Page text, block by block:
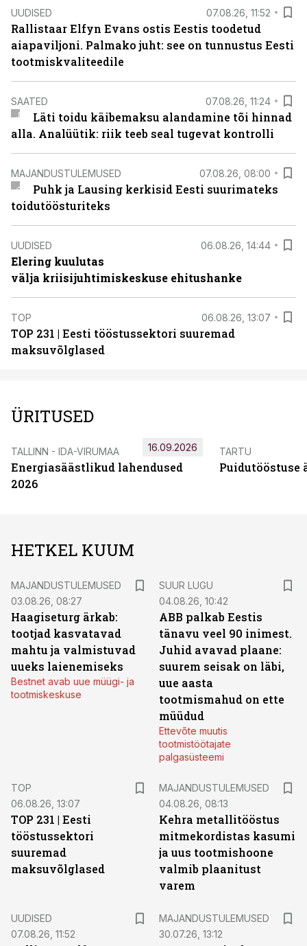
UUDISED 07.08.26, 11:52
Rallistaar Elfyn Evans ostis Eestis toodetud
aiapaviljoni. Palmako juht: see on tunnustus Eesti
tootmiskvaliteedile
SAATED 07.08.26, 11:24
Läti toidu käibemaksu alandamine tõi hinnad
alla. Analüütik: riik teeb seal tugevat kontrolli
MAJANDUSTULEMUSED 07.08.26, 08:00
Puhk ja Lausing kerkisid Eesti suurimateks
toidutöösturiteks
UUDISED 06.08.26, 14:44
Elering kuulutas
välja kriisijuhtimiskeskuse ehitushanke
TOP 06.08.26, 13:07
TOP 231 | Eesti tööstussektori suuremad
maksuvõlglased
ÜRITUSED
TALLINN - IDA-VIRUMAA
Energiasäästlikud lahendused
2026
16.09.2026 TARTU
Puidutööstuse
HETKEL KUUM
MAJANDUSTULEMUSED
03.08.26, 08:27
Haagiseturg ärkab:
tootjad kasvatavad
mahtu ja valmistuvad
uueks laienemiseks
Bestnet avab uue müügi- ja
tootmiskeskuse
SUUR LUGU
04.08.26, 10:42
ABB palkab Eestis
tänavu veel 90 inimest.
Juhid avavad plaane:
suurem seisak on läbi,
uue aasta
tootmismahud on ette
müüdud
Ettevõte muutis
tootmistöötajate
palgasüsteemi
TOP
06.08.26, 13:07
TOP 231 | Eesti
tööstussektori
suuremad
maksuvõlglased
MAJANDUSTULEMUSED
04.08.26, 08:13
Kehra metallitööstus
mitmekordistas kasumi
ja uus tootmishoone
valmib plaanitust
varem
UUDISED
07.08.26, 11:52
MAJANDUSTULEMUSED
30.07.26, 13:12